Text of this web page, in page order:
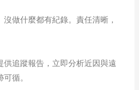
做什麼都有紀錄。責任清晰，
供追蹤報告，立即分析近因與遠
循。